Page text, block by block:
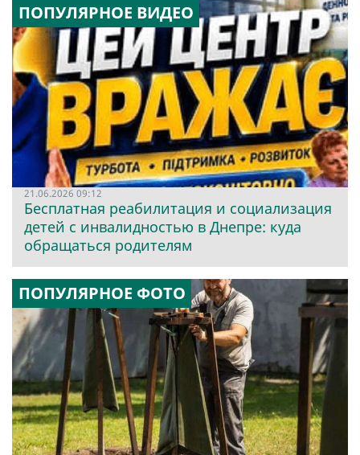
ПОПУЛЯРНОЕ ВИДЕО
21.06.2026 09:12
Бесплатная реабилитация и социализация
детей с инвалидностью в Днепре: куда
обращаться родителям
ПОПУЛЯРНОЕ ФОТО